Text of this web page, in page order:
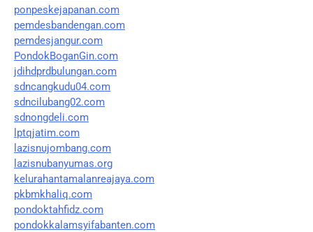
ponpeskejapanan.com
pemdesbandengan.com
pemdesjangur.com
PondokBoganGin.com
jdihdprdbulungan.com
sdncangkudu04.com
sdncilubang02.com
sdnongdeli.com
lptqjatim.com
lazisnujombang.com
lazisnubanyumas.org
kelurahantamalanreajaya.com
pkbmkhaliq.com
pondoktahfidz.com
pondokkalamsyifabanten.com